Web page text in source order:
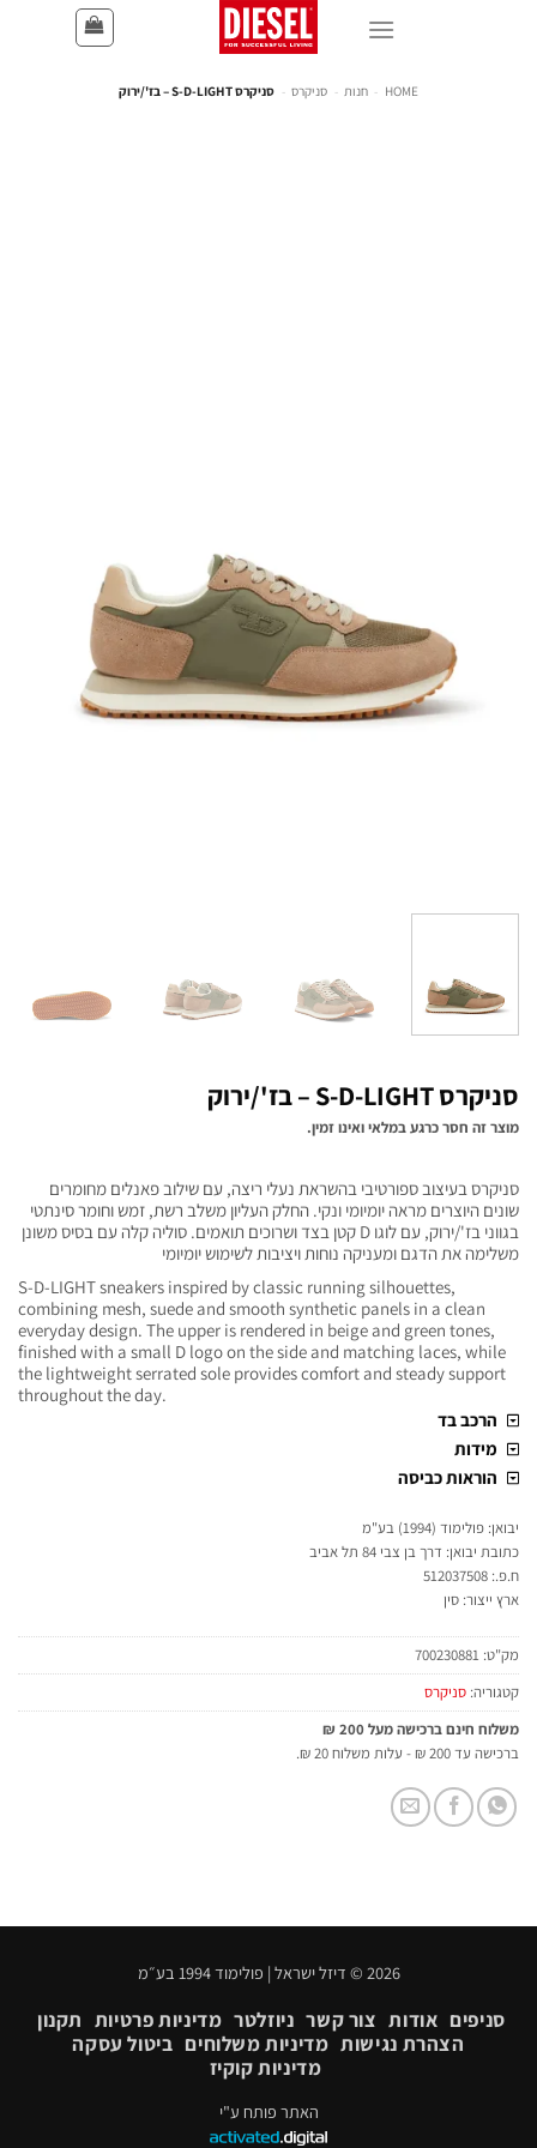
HOME
- חנות - סניקרס - סניקרס S-D-LIGHT – בז'/ירוק
סניקרס S-D-LIGHT – בז'/ירוק
מוצר זה חסר כרגע במלאי ואינו זמין.
סניקרס בעיצוב ספורטיבי בהשראת נעלי ריצה, עם שילוב פאנלים מחומרים
שונים היוצרים מראה יומיומי ונקי. החלק העליון משלב רשת, זמש וחומר סינתטי
בגווני בז'/ירוק, עם לוגו D קטן בצד ושרוכים תואמים. סוליה קלה עם בסיס משונן
משלימה את הדגם ומעניקה נוחות ויציבות לשימוש יומיומי
S-D-LIGHT sneakers inspired by classic running silhouettes,
combining mesh, suede and smooth synthetic panels in a clean
everyday design. The upper is rendered in beige and green tones,
finished with a small D logo on the side and matching laces, while
the lightweight serrated sole provides comfort and steady support
throughout the day.
הרכב בד
מידות
הוראות כביסה
יבואן: פולימוד (1994) בע"מ
כתובת יבואן: דרך בן צבי 84 תל אביב
ח.פ.: 512037508
ארץ ייצור: סין
מק"ט: 700230881
קטגוריה: סניקרס
משלוח חינם ברכישה מעל 200 ₪
ברכישה עד 200 ₪ - עלות משלוח 20 ₪.
2026 © דיזל ישראל | פולימוד 1994 בע״מ
סניפים אודות צור קשר ניוזלטר מדיניות פרטיות תקנון
הצהרת נגישות מדיניות משלוחים ביטול עסקה
מדיניות קוקיז
האתר פותח ע"י